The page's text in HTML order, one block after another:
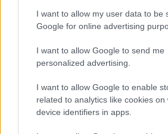
I want to allow my user data to be
Google for online advertising
I want to allow Google to send me
personalized advertising.
I want to allow Google to enable
related to analytics like cookies on
device identifiers in apps.
BAROKK POMPÁBA ÖLTÖZIK A
HÉTVÉGÉN RENDEZIK MEG A
ESKÜVŐT
Jubileumi fogadalom megerősítés,
tűzshow és vezetett séták is várják az